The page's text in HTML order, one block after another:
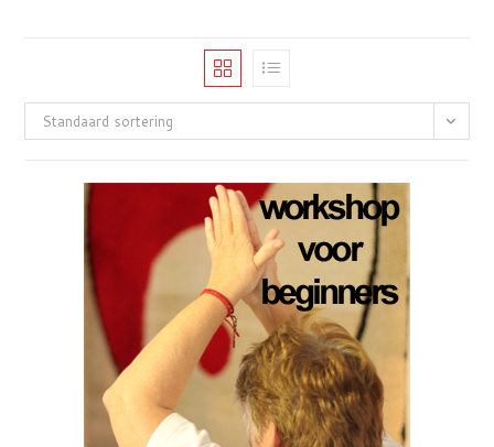
Standaard sortering